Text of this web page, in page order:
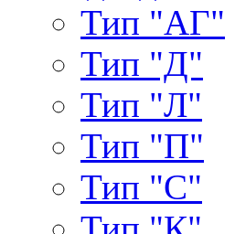
Тип "АГ"
Тип "Д"
Тип "Л"
Тип "П"
Тип "С"